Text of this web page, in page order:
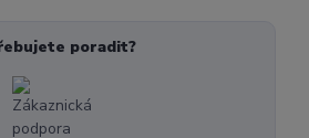
poradit?